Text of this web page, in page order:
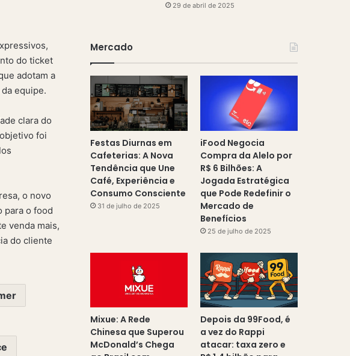
do ticket
adotam a
equipe.
clara do
foi
o novo
para o food
venda mais,
do cliente
29 de abril de 2025
Mercado
Festas Diurnas em
Cafeterias: A Nova
Tendência que Une
Café, Experiência e
Consumo Consciente
31 de julho de 2025
iFood Negocia
Compra da Alelo por
R$ 6 Bilhões: A
Jogada Estratégica
que Pode Redefinir o
Mercado de
Benefícios
25 de julho de 2025
Mixue: A Rede
Chinesa que Superou
McDonald’s Chega
Depois da 99Food, é
a vez do Rappi
atacar: taxa zero e